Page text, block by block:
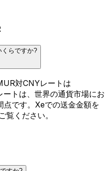
くらですか?
対CNYレートは
トは、世界の通貨市場にお
点です。Xeでの送金金額を
覧ください。